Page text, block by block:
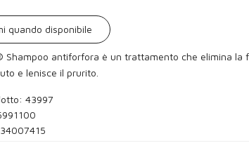
quando disponibile
Shampoo antiforfora è un trattamento che elimina la
e lenisce il prurito.
43997